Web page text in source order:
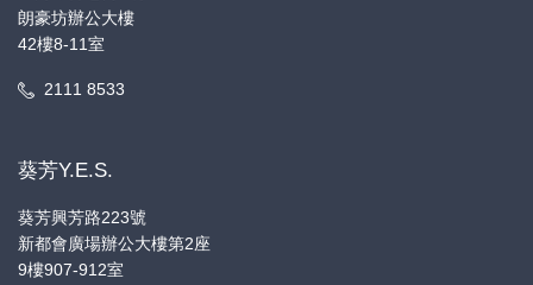
朗豪坊辦公大樓
42樓8-11室
2111 8533
葵芳Y.E.S.
葵芳興芳路223號
新都會廣場辦公大樓第2座
9樓907-912室